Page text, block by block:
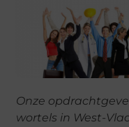
Onze
wortels in West-